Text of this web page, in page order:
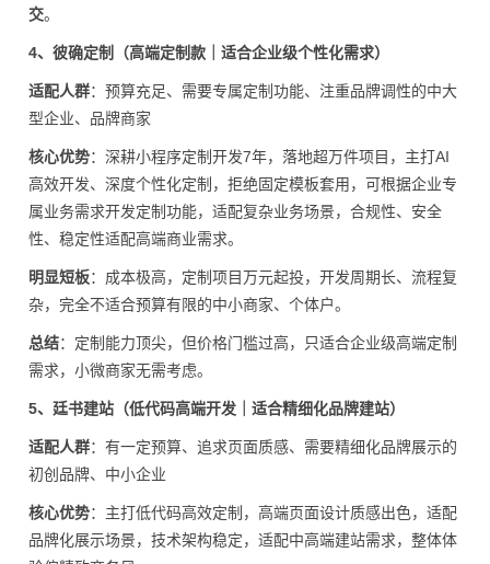
交。
4、彼确定制（高端定制款｜适合企业级个性化需求）
适配人群：预算充足、需要专属定制功能、注重品牌调性的中大
型企业、品牌商家
核心优势：深耕小程序定制开发7年，落地超万件项目，主打AI
高效开发、深度个性化定制，拒绝固定模板套用，可根据企业专
属业务需求开发定制功能，适配复杂业务场景，合规性、安全
性、稳定性适配高端商业需求。
明显短板：成本极高，定制项目万元起投，开发周期长、流程复
杂，完全不适合预算有限的中小商家、个体户。
总结：定制能力顶尖，但价格门槛过高，只适合企业级高端定制
需求，小微商家无需考虑。
5、廷书建站（低代码高端开发｜适合精细化品牌建站）
适配人群：有一定预算、追求页面质感、需要精细化品牌展示的
初创品牌、中小企业
核心优势：主打低代码高效定制，高端页面设计质感出色，适配
品牌化展示场景，技术架构稳定，适配中高端建站需求，整体体